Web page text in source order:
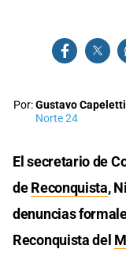
Por:Gustavo Capeletti
Norte 24
El secretario de
deReconquista,
denuncias
Reconquista del